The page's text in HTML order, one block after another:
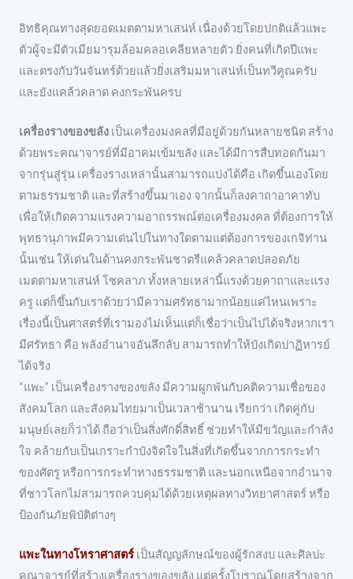
อิทธิคุณทางสุดยอดเมตตามหาเสน่ห์ เนื่องด้วยโดยปกติแล้วแพะ
ตัวผู้จะมีตัวเมียมารุมล้อมคลอเคลียหลายตัว ยิ่งคนที่เกิดปีแพะ
และตรงกับวันจันทร์ด้วยแล้วยิ่งเสริมมหาเสน่ห์เป็นทวีคูณครับ
และยังแคล้วคลาด คงกระพันครบ
เครื่องรางของขลัง เป็นเครื่องมงคลที่มีอยู่ด้วยกันหลายชนิด สร้าง
ด้วยพระคณาจารย์ที่มีอาคมเข้มขลัง และได้มีการสืบทอดกันมา
จากรุ่นสู่รุ่น เครื่องรางเหล่านั้นสามารถแบ่งได้คือ เกิดขึ้นเองโดย
ตามธรรมชาติ และที่สร้างขึ้นมาเอง จากนั้นก็ลงคาถาอาคาทับ
เพื่อให้เกิดความแรงความอาถรรพณ์ต่อเครื่องมงคล ที่ต้องการให้
พุทธานุภาพมีความเด่นไปในทางใดตามแต่ต้องการของเกจิท่าน
นั้นเช่น ให้เด่นในด้านคงกระพันชาตรีแคล้วคลาดปลอดภัย
เมตตามหาเสน่ห์ โชคลาภ ทั้งหลายเหล่านี้แรงด้วยคาถาและแรง
ครู แต่ก็ขึ้นกับเราด้วยว่ามีความศรัทธามากน้อยแค่ไหนเพราะ
เรื่องนี้เป็นศาสตร์ที่เรามองไม่เห็นแต่ก็เชื่อว่าเป็นไปได้จริงหากเรา
มีศรัทธา คือ พลังอำนาจอันลึกลับ สามารถทำให้บังเกิดปาฏิหารย์
ได้จริง
“แพะ” เป็นเครื่องรางของขลัง มีความผูกพันกับคติความเชื่อของ
สังคมโลก และสังคมไทยมาเป็นเวลาช้านาน เรียกว่า เกิดคู่กับ
มนุษย์เลยก็ว่าได้ ถือว่าเป็นสิ่งศักดิ์สิทธิ์ ช่วยทำให้มีขวัญและกำลัง
ใจ คล้ายกับเป็นเกราะกำบังจิตใจในสิ่งที่เกิดขึ้นจากการกระทำ
ของศัตรู หรือการกระทำทางธรรมชาติ และนอกเหนือจากอำนาจ
ที่ชาวโลกไม่สามารถควบคุมได้ด้วยเหตุผลทางวิทยาศาสตร์ หรือ
ป้องกันภัยพิบัติต่างๆ
แพะในทางโหราศาสตร์ เป็นสัญญลักษณ์ของผู้รักสงบ และศิลปะ
คณาจารย์ที่สร้างเครื่องรางของขลัง แต่ครั้งโบราณโดยสร้างจาก